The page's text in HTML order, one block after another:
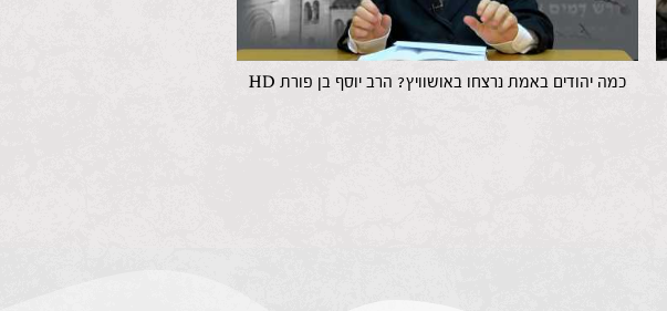
כמה יהודים באמת נרצחו באושוויץ? הרב יוסף בן פורת HD